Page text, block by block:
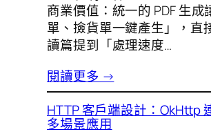
商業價值：統一的 PDF 生成
單、撿貨單一鍵產生」，直
讀篇提到「處理速度…
閱讀更多 →
HTTP 客戶端設計：OkHttp
多場景應用